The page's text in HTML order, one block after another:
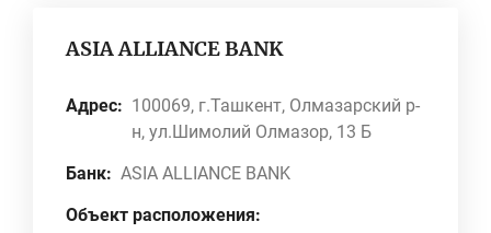
ASIA ALLIANCE BANK
Адрес: 100069, г.Ташкент, Олмазарский р-
н, ул.Шимолий Олмазор, 13 Б
Банк: ASIA ALLIANCE BANK
Объект расположения: